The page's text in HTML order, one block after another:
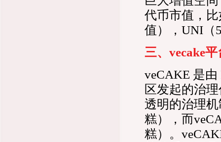
代币市值，
值），UNI（
三、vecake
veCAKE 是由
区发起的治
透明的治理
糕），而
糕）。